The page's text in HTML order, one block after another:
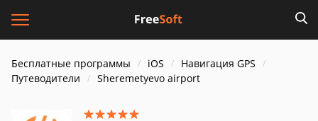
Бесплатные программы iOS
Навигация GPS
Путеводители
Sheremetyevo airport